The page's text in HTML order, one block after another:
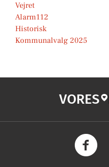
Vejret
Alarm112
Historisk
Kommunalvalg 2025
VORES